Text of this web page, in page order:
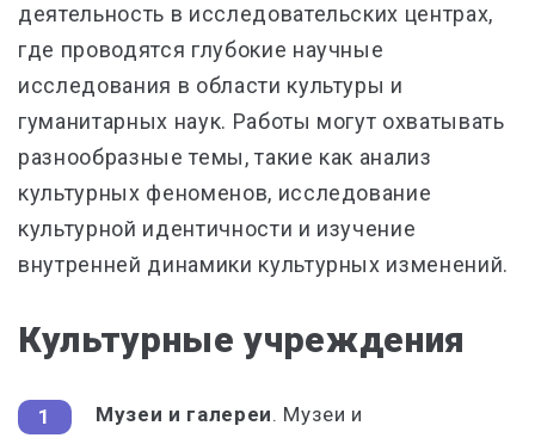
деятельность в исследовательских центрах,
где проводятся глубокие научные
исследования в области культуры и
гуманитарных наук. Работы могут охватывать
разнообразные темы, такие как анализ
культурных феноменов, исследование
культурной идентичности и изучение
внутренней динамики культурных изменений.
Культурные учреждения
Музеи и галереи. Музеи и